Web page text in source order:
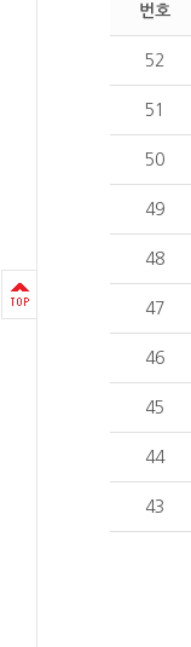
번호
52
51
50
49
48
47
46
45
44
43